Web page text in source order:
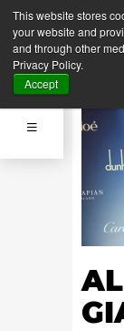
This website stores
your website and
and through other
Privacy Policy.
Accept